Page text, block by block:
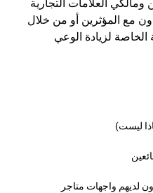
العلامات التجارية
مع المؤثرين أو من خلال
الخاصة لزيادة الوعي
ليست)
لديهم واجهات متاجر